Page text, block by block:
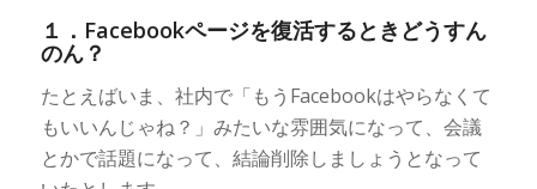
１．Facebookページを復活するときどうすん
のん？
たとえばいま、社内で「もうFacebookはやらなくて
もいいんじゃね？」みたいな雰囲気になって、会議
とかで話題になって、結論削除しましょうとなって